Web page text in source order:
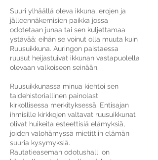
Suuri ylhäällä oleva ikkuna, erojen ja
jälleennäkemisien paikka jossa
odotetaan junaa tai sen kuljettamaa
ystävää: eihän se voinut olla muuta kuin
Ruusuikkuna. Auringon paistaessa
ruusut heijastuivat ikkunan vastapuolella
olevaan valkoiseen seinään.
Ruusuikkunassa minua kiehtoi sen
taidehistoriallinen painolasti
kirkollisessa merkityksessä. Entisajan
ihmisille kirkkojen valtavat ruusuikkunat
olivat huikeita esteettisiä elämyksiä,
joiden valohämyssä mietittiin elämän
suuria kysymyksiä.
Rautatieaseman odotushalli on